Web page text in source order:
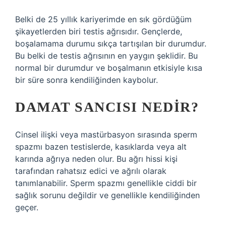
Belki de 25 yıllık kariyerimde en sık gördüğüm
şikayetlerden biri testis ağrısıdır. Gençlerde,
boşalamama durumu sıkça tartışılan bir durumdur.
Bu belki de testis ağrısının en yaygın şeklidir. Bu
normal bir durumdur ve boşalmanın etkisiyle kısa
bir süre sonra kendiliğinden kaybolur.
DAMAT SANCISI NEDIR?
Cinsel ilişki veya mastürbasyon sırasında sperm
spazmı bazen testislerde, kasıklarda veya alt
karında ağrıya neden olur. Bu ağrı hissi kişi
tarafından rahatsız edici ve ağrılı olarak
tanımlanabilir. Sperm spazmı genellikle ciddi bir
sağlık sorunu değildir ve genellikle kendiliğinden
geçer.